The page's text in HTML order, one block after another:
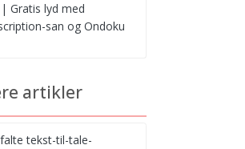
Gratis lyd med
san og Ondoku
artikler
tekst-til-tale-